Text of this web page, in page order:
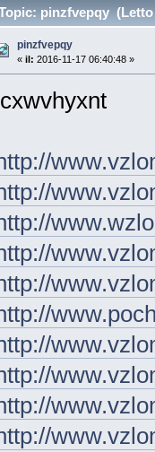
pinzfvepqy (Letto
pinzfvepqy
« il: 2016-11-17 06:40:48 »